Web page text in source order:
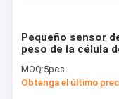
Pequeño sensor
peso de la célula
para el sensor de la
carga del arduino
MOQ:5pcs
Obtenga el último